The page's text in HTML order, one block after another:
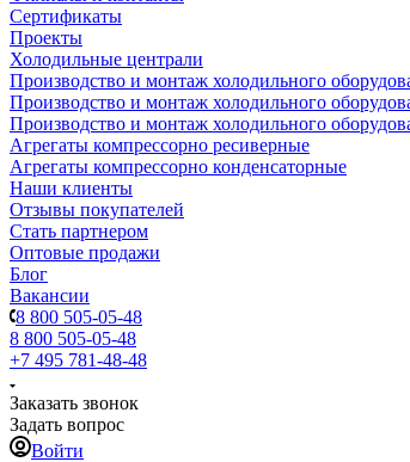
Сертификаты
Проекты
Холодильные централи
Производство и монтаж холодильного
Производство и монтаж холодильного
Производство и монтаж холодильного
Агрегаты компрессорно ресиверные
Агрегаты компрессорно конденсаторные
Наши клиенты
Отзывы покупателей
Стать партнером
Оптовые продажи
Блог
Вакансии
8 800 505-05-48
8 800 505-05-48
+7 495 781-48-48
Заказать звонок
Задать вопрос
Войти